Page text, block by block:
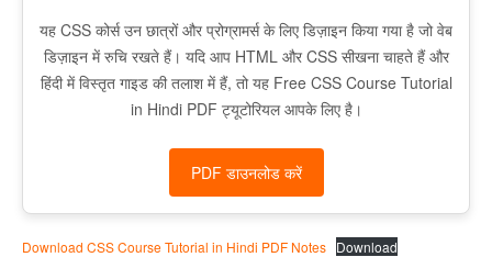
यह CSS कोर्स उन छात्रों और प्रोग्रामर्स के लिए डिज़ाइन किया गया है जो वेब
डिज़ाइन में रुचि रखते हैं। यदि आप HTML और CSS सीखना चाहते हैं और
हिंदी में विस्तृत गाइड की तलाश में हैं, तो यह Free CSS Course Tutorial
in Hindi PDF ट्यूटोरियल आपके लिए है।
PDF डाउनलोड करें
Download CSS Course Tutorial in Hindi PDF Notes Download